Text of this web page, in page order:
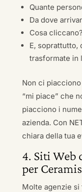
Quante
Da dove
Cosa cliccano?
E, soprattutto,
trasformate in
Non ci
“mi piace” che
piacciono i
azienda. Con
chiara della tua
4. Siti Web
per
Molte agenzie